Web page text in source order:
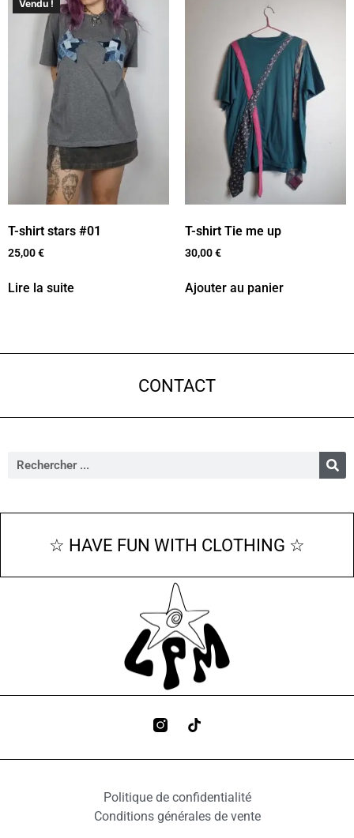
Vendu !
T-shirt stars #01
25,00€
Lire la suite
T-shirt Tie me up
30,00€
Ajouter au panier
CONTACT
☆ HAVE FUN WITH CLOTHING ☆
Politique de confidentialité
Conditions générales de vente